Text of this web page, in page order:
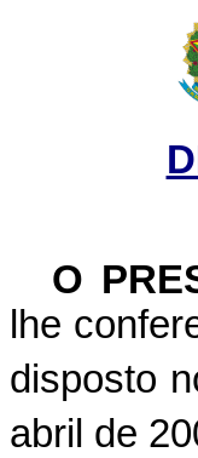
O
lhe
disposto
abril de